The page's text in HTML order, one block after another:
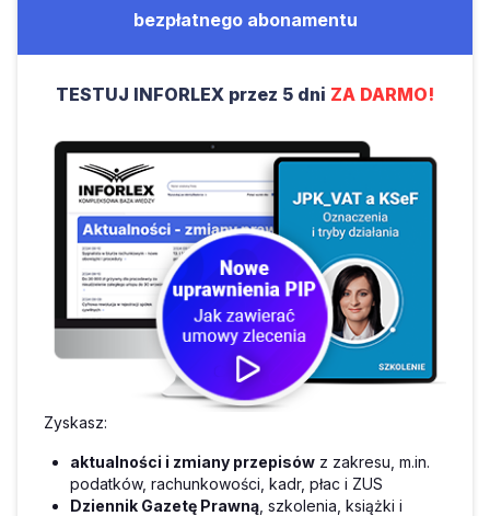
bezpłatnego abonamentu
TESTUJ INFORLEX przez 5 dni ZA DARMO!
Zyskasz:
aktualności i zmiany przepisów z zakresu, m.in.
podatków, rachunkowości, kadr, płac i ZUS
Dziennik Gazetę Prawną , szkolenia, książki i